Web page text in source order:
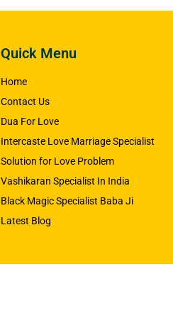
Quick Menu
Home
Contact Us
Dua For Love
Intercaste Love Marriage Specialist
Solution for Love Problem
Vashikaran Specialist In India
Black Magic Specialist Baba Ji
Latest Blog